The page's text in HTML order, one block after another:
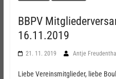
BBPV
16.11.2019
21. 11. 2019 Antje Freudenthal
Liebe Vereinsmitglieder, liebe